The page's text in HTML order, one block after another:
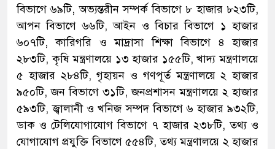
বিভাগে ৬৯টি, অভ্যন্তরীন সম্পর্ক বিভাগে ৮ হাজার ৮২৩টি,
আপন বিভাগে ৬৬টি, আইন ও বিচার বিভাগে ১ হাজার
৬০৭টি, কারিগরি ও মাদ্রাসা শিক্ষা বিভাগে ৪ হাজার
২৮৩টি, কৃষি মন্ত্রণালয়ে ১৩ হাজার ১৫৫টি, খাদ্য মন্ত্রণালয়ে
৫ হাজার ২৮৪টি, গৃহায়ন ও গণপূর্ত মন্ত্রণালয়ে ২ হাজার
৯৫০টি, জন বিভাগে ৩১টি, জনপ্রশাসন মন্ত্রণালয়ে ২ হাজার
৫৯৩টি, জ্বালানী ও খনিজ সম্পদ বিভাগে ৬ হাজার ৯৩২টি,
ডাক ও টেলিযোগাযোগ বিভাগে ৭ হাজার ২৩৮টি, তথ্য ও
যোগাযোগ প্রযুক্তি বিভাগে ৫৫৪টি, তথ্য মন্ত্রণালয়ে ২ হাজার